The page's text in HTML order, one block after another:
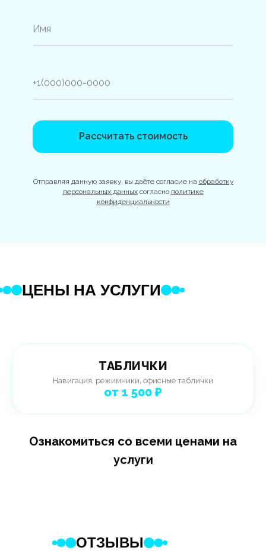
Рассчитать стоимость
Отправляя данную заявку, вы даёте согласие на обработку
персональных данныхсогласно политике
конфиденциальности
ЦЕНЫ НА УСЛУГИ
ТАБЛИЧКИ
Навигация, режимники, офисные таблички
от 1 500 ₽
Ознакомиться со всеми ценами на
услуги
ОТЗЫВЫ